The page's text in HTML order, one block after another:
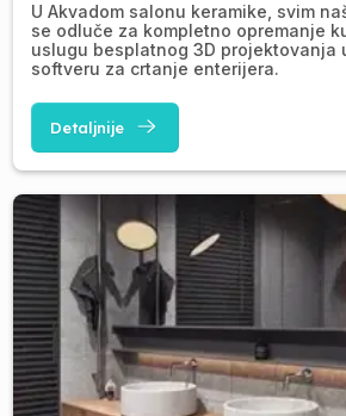
U Akvadom salonu keramike, svim
se odluče za kompletno opremanje
uslugu besplatnog 3D projektovanja
softveru za crtanje enterijera.
Detaljnije